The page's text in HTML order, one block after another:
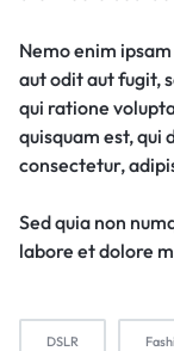
Nemo enim
aut odit aut fugit,
qui ratione
quisquam est, qui
consectetur,
Sed quia non
labore et dolore
DSLR